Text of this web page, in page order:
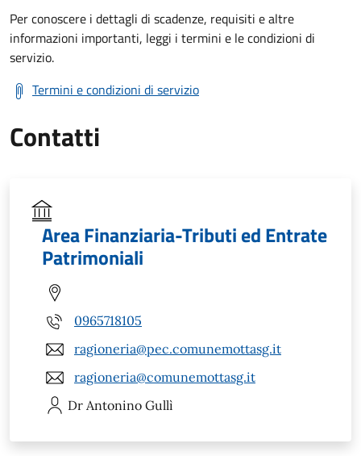
Per conoscere i dettagli di scadenze, requisiti e altre
informazioni importanti, leggi i termini e le condizioni di
servizio.
Termini e condizioni di servizio
Contatti
Area Finanziaria-Tributi ed Entrate
Patrimoniali
0965718105
ragioneria@pec.comunemottasg.it
ragioneria@comunemottasg.it
Dr Antonino Gullì